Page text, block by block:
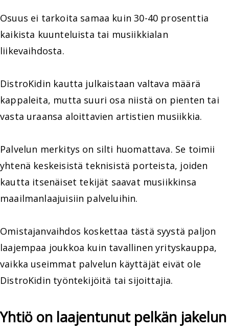
Osuus ei tarkoita samaa kuin 30-40 prosenttia
kaikista kuunteluista tai musiikkialan
liikevaihdosta.
DistroKidin kautta julkaistaan valtava määrä
kappaleita, mutta suuri osa niistä on pienten tai
vasta uraansa aloittavien artistien musiikkia.
Palvelun merkitys on silti huomattava. Se toimii
yhtenä keskeisistä teknisistä porteista, joiden
kautta itsenäiset tekijät saavat musiikkinsa
maailmanlaajuisiin palveluihin.
Omistajanvaihdos koskettaa tästä syystä paljon
laajempaa joukkoa kuin tavallinen yrityskauppa,
vaikka useimmat palvelun käyttäjät eivät ole
DistroKidin työntekijöitä tai sijoittajia.
Yhtiö on laajentunut pelkän jakelun